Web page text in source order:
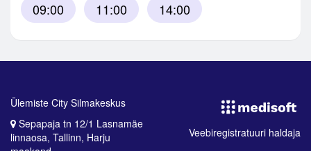
09:00
11:00 14:00
Ülemiste City Silmakeskus
Sepapaja tn 12/1 Lasnamäe
linnaosa, Tallinn, Harju
Veebiregistratuuri haldaja